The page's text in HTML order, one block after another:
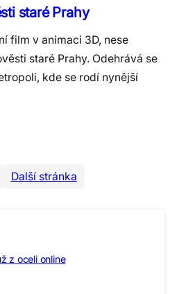
staré Prahy
film v animaci 3D, nese
staré Prahy. Odehrává se
kde se rodí nynější
Další stránka
z oceli online